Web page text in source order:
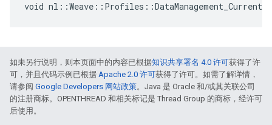
void
如未另行说明，则本页面中的内容已根据知识共享署名 4.0 许可获得了许
可，并且代码示例已根据 Apache 2.0 许可获得了许可。如需了解详情，
请参阅 Google Developers 网站政策。Java 是 Oracle 和/或其关联公司
的注册商标。OPENTHREAD 和相关标记是 Thread Group 的商标，经许可
后使用。